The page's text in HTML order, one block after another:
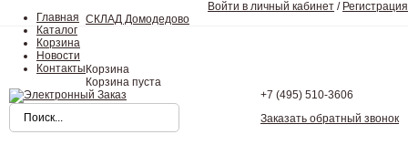
Главная
Каталог
Корзина
Новости
Контакты
Войти в личный кабинет / Регистрация
СКЛАД Домодедово
Корзина
Корзина пуста
+7 (495) 510-3606
Заказать обратный звонок